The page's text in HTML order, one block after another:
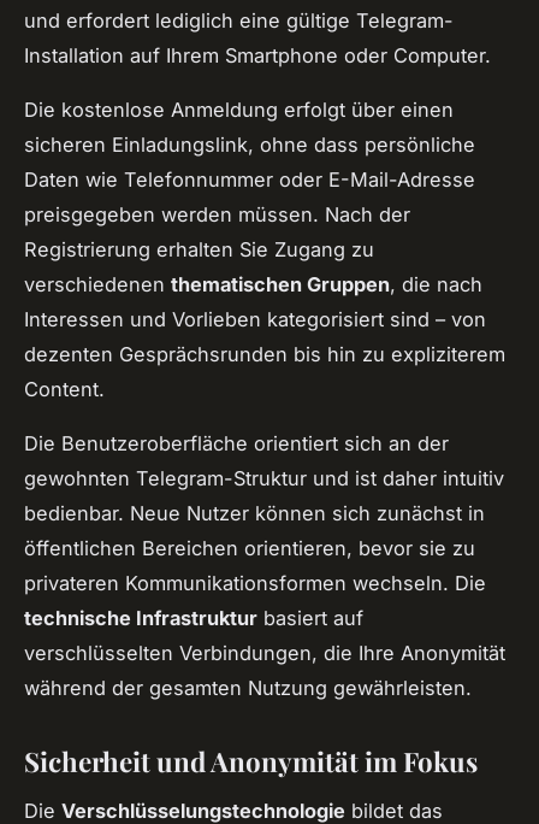
und erfordert lediglich eine gültige Telegram-
Installation auf Ihrem Smartphone oder Computer.
Die kostenlose Anmeldung erfolgt über einen
sicheren Einladungslink, ohne dass persönliche
Daten wie Telefonnummer oder E-Mail-Adresse
preisgegeben werden müssen. Nach der
Registrierung erhalten Sie Zugang zu
verschiedenen thematischen Gruppen, die nach
Interessen und Vorlieben kategorisiert sind – von
dezenten Gesprächsrunden bis hin zu expliziterem
Content.
Die Benutzeroberfläche orientiert sich an der
gewohnten Telegram-Struktur und ist daher intuitiv
bedienbar. Neue Nutzer können sich zunächst in
öffentlichen Bereichen orientieren, bevor sie zu
privateren Kommunikationsformen wechseln. Die
technische Infrastruktur basiert auf
verschlüsselten Verbindungen, die Ihre Anonymität
während der gesamten Nutzung gewährleisten.
Sicherheit und Anonymität im Fokus
Die Verschlüsselungstechnologie bildet das